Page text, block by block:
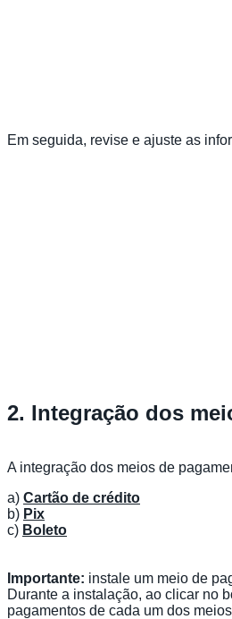
Em seguida, revise e ajuste as
2. Integração dos
A integração dos meios de
a) Cartão de crédito
b) Pix
c) Boleto
Importante: instale um meio de
Durante a instalação, ao clicar no
pagamentos de cada um dos